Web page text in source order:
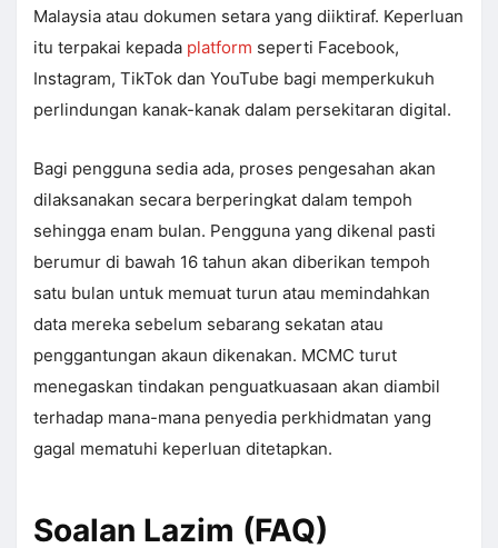
Malaysia atau dokumen setara yang diiktiraf. Keperluan
itu terpakai kepada platform seperti Facebook,
Instagram, TikTok dan YouTube bagi memperkukuh
perlindungan kanak-kanak dalam persekitaran digital.
Bagi pengguna sedia ada, proses pengesahan akan
dilaksanakan secara berperingkat dalam tempoh
sehingga enam bulan. Pengguna yang dikenal pasti
berumur di bawah 16 tahun akan diberikan tempoh
satu bulan untuk memuat turun atau memindahkan
data mereka sebelum sebarang sekatan atau
penggantungan akaun dikenakan. MCMC turut
menegaskan tindakan penguatkuasaan akan diambil
terhadap mana-mana penyedia perkhidmatan yang
gagal mematuhi keperluan ditetapkan.
Soalan Lazim (FAQ)